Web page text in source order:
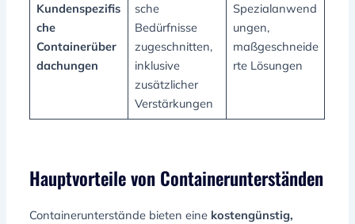
Kundenspezifis
che
Containerüber
dachungen
sche
Bedürfnisse
zugeschnitten,
inklusive
zusätzlicher
Verstärkungen
Spezialanwend
ungen,
maßgeschneide
rte Lösungen
Hauptvorteile von Containerunterständen
Containerunterstände bieten eine kostengünstig,